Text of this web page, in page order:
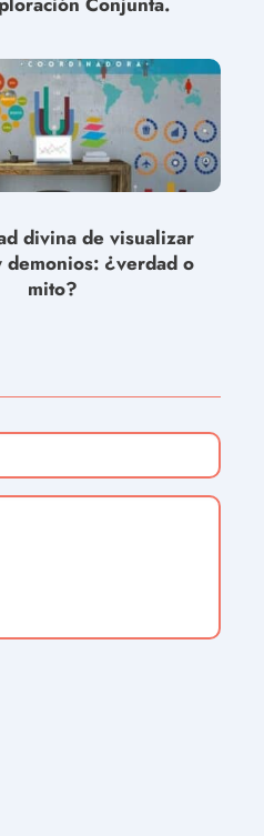
divina de visualizar
demonios: ¿verdad o
mito?